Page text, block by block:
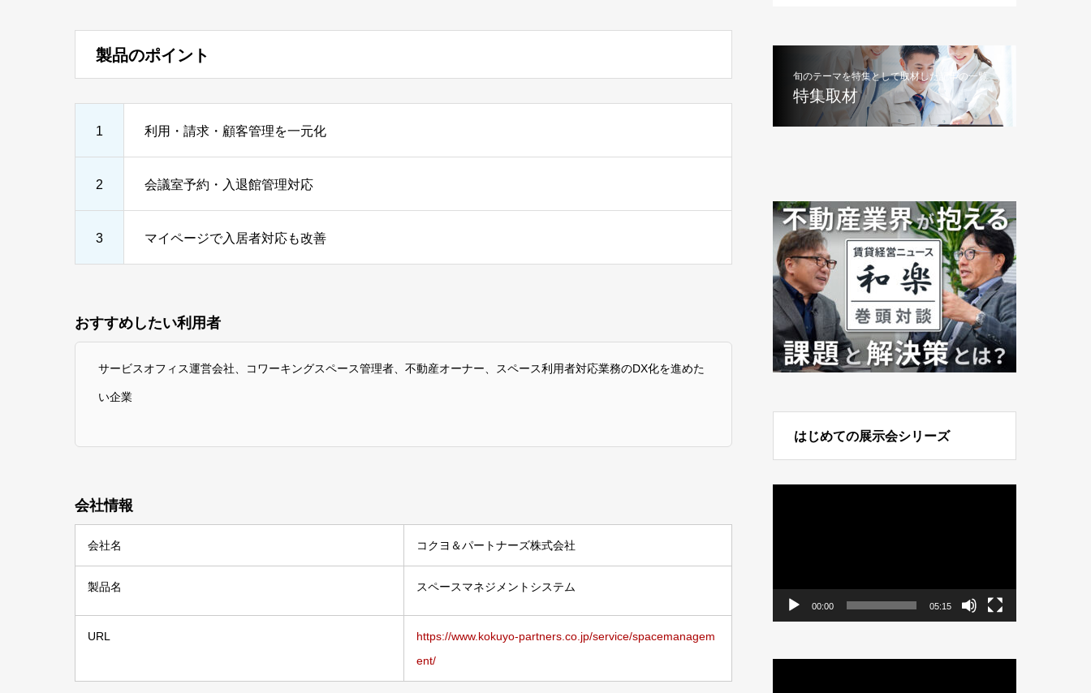
製品のポイント
1 利用・請求・顧客管理を一元化
2 会議室予約・入退館管理対応
3 マイページで入居者対応も改善
おすすめしたい利用者
サービスオフィス運営会社、コワーキングスペース管理者、不動産オーナー、スペース利用者対応業務のDX化を進めた
い企業
会社情報
会社名 コクヨ＆パートナーズ株式会社
製品名 スペースマネジメントシステム
URL
https://www.kokuyo-partners.co.jp/service/spacemanagem
ent/
旬のテーマを特集として取材した記事の一覧
特集取材
はじめての展示会シリーズ
00:00 05:15
動